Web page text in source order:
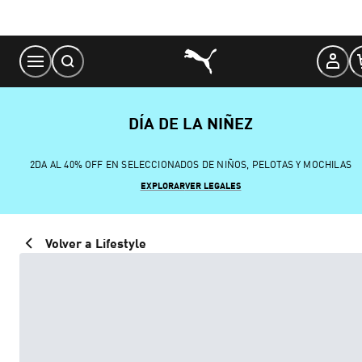
Content
DÍA DE LA NIÑEZ
2DA AL 40% OFF EN SELECCIONADOS DE NIÑOS, PELOTAS Y MOCHILAS
EXPLORARVER LEGALES
Volver a Lifestyle